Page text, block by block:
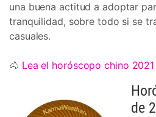
una buena actitud a adoptar
tranquilidad, sobre todo si se
casuales.
🐴 Lea el horóscopo chino
de